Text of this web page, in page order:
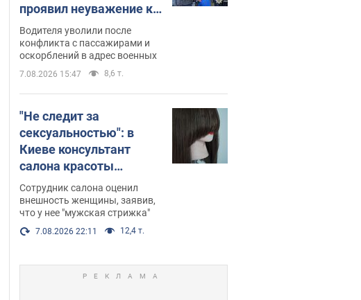
проявил неуважение к
украинским военным и
поплатился за это.
Видео
Водителя уволили после
конфликта с пассажирами и
оскорблений в адрес военных
7.08.2026 15:47 8,6 т.
"Не следит за
сексуальностью": в
Киеве консультант
салона красоты
оскорбил женщину
после химиотерапии,
разгорелся скандал.
Фото
Сотрудник салона оценил
внешность женщины, заявив,
что у нее "мужская стрижка"
7.08.2026 22:11 12,4 т.